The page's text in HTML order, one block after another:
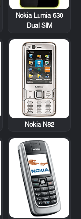
Nokia Lumia 630
Dual SIM
Nokia N82